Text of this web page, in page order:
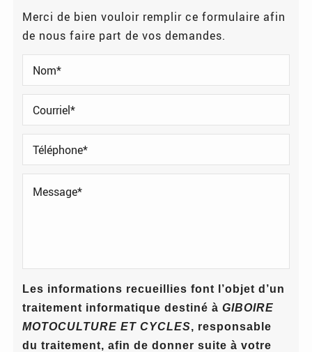
Merci de bien vouloir remplir ce formulaire afin
de nous faire part de vos demandes.
Les informations recueillies font l’objet d’un
traitement informatique destiné à GIBOIRE
MOTOCULTURE ET CYCLES, responsable
du traitement, afin de donner suite à votre